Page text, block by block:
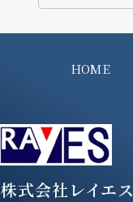
HOME
株式会社レイエス